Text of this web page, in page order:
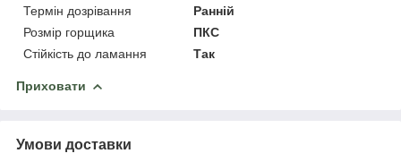
Термін дозрівання
Ранній
Розмір горщика
ПКС
Стійкість до ламання
Так
Приховати
Умови доставки